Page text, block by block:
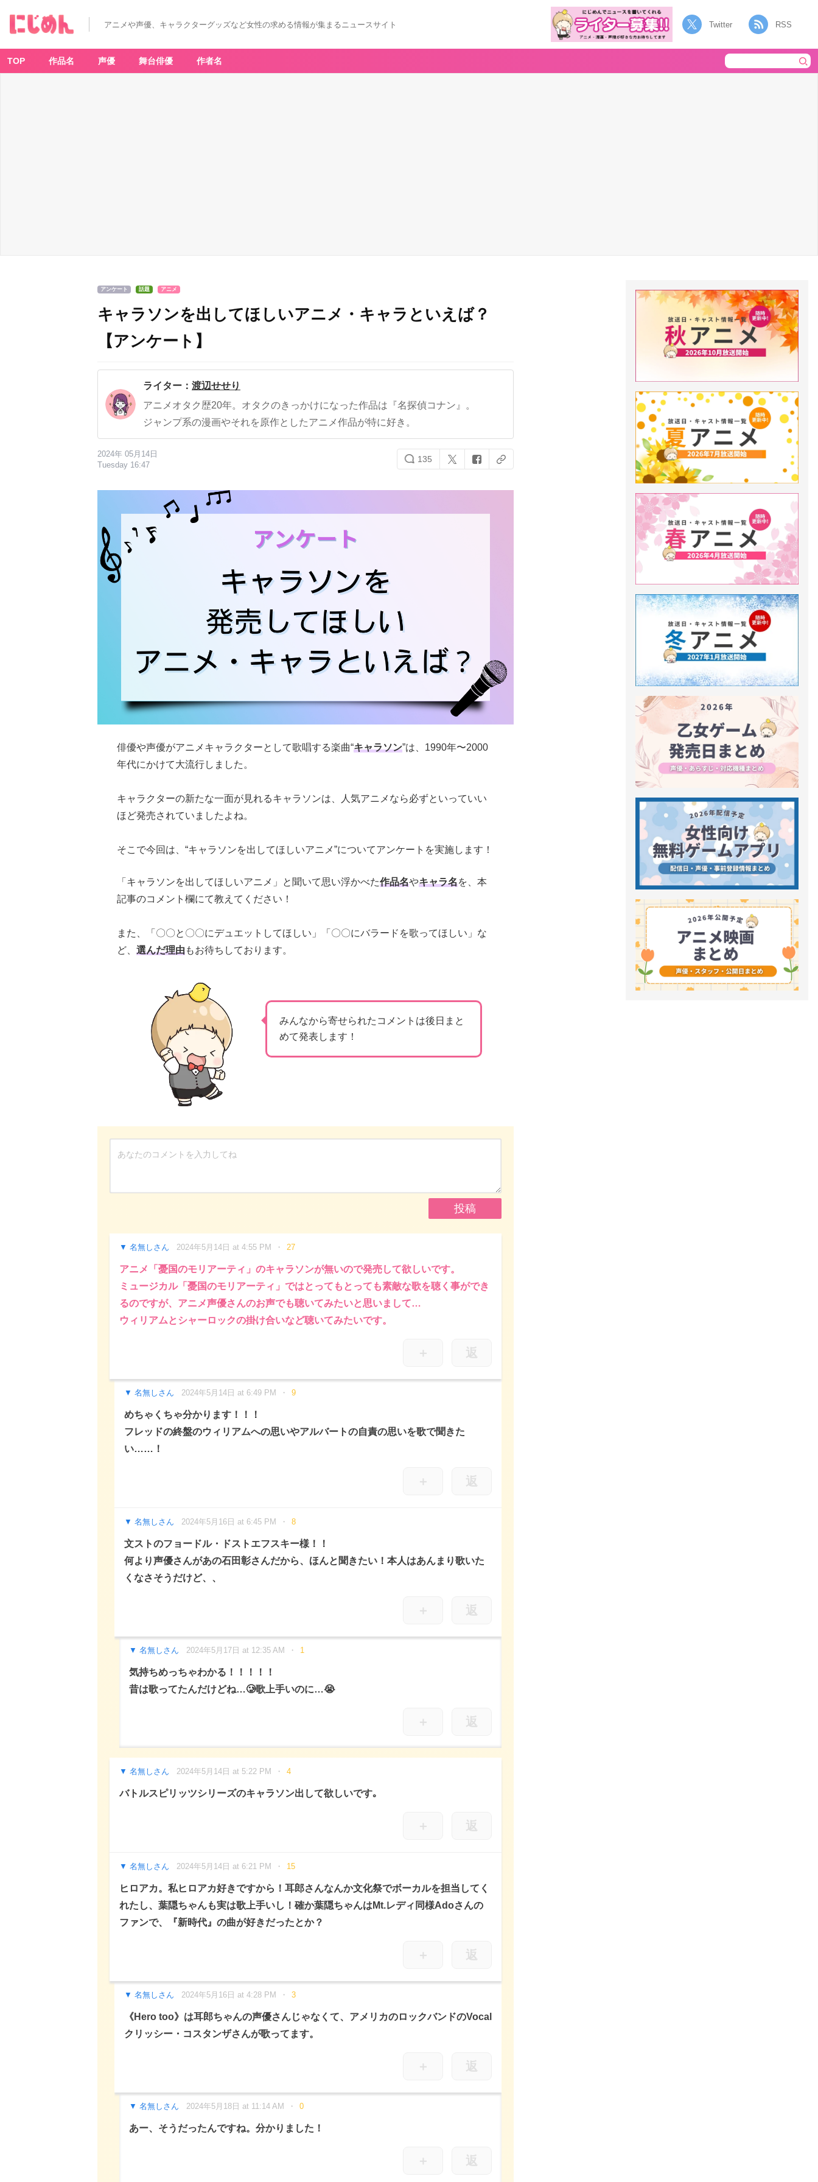
アニメや声優、キャラクターグッズなど女性の求める情報が集まるニュースサイト Twitter RSS
TOP 作品名 声優 舞台俳優 作者名
アンケート 話題 アニメ
キャラソンを出してほしいアニメ・キャラといえば？
【アンケート】
ライター： 渡辺せせり
アニメオタク歴20年。オタクのきっかけになった作品は『名探偵コナン』。
ジャンプ系の漫画やそれを原作としたアニメ作品が特に好き。
2024年 05月14日
Tuesday 16:47
135
俳優や声優がアニメキャラクターとして歌唱する楽曲“キャラソン”は、1990年〜2000
年代にかけて大流行しました。
キャラクターの新たな一面が見れるキャラソンは、人気アニメなら必ずといっていい
ほど発売されていましたよね。
そこで今回は、“キャラソンを出してほしいアニメ”についてアンケートを実施します！
「キャラソンを出してほしいアニメ」と聞いて思い浮かべた作品名やキャラ名を、本
記事のコメント欄にて教えてください！
また、「〇〇と〇〇にデュエットしてほしい」「〇〇にバラードを歌ってほしい」な
ど、 選んだ理由もお待ちしております。
みんなから寄せられたコメントは後日まと
めて発表します！
名無しさん 2024年5月14日 at 4:55 PM 27
アニメ「憂国のモリアーティ」のキャラソンが無いので発売して欲しいです。
ミュージカル「憂国のモリアーティ」ではとってもとっても素敵な歌を聴く事ができ
るのですが、アニメ声優さんのお声でも聴いてみたいと思いまして…
ウィリアムとシャーロックの掛け合いなど聴いてみたいです。
＋ 返
名無しさん 2024年5月14日 at 6:49 PM 9
めちゃくちゃ分かります！！！
フレッドの終盤のウィリアムへの思いやアルバートの自責の思いを歌で聞きた
い……！
＋ 返
名無しさん 2024年5月16日 at 6:45 PM 8
文ストのフョードル・ドストエフスキー様！！
何より声優さんがあの石田彰さんだから、ほんと聞きたい！本人はあんまり歌いた
くなさそうだけど、、
＋ 返
名無しさん 2024年5月17日 at 12:35 AM 1
気持ちめっちゃわかる！！！！！
昔は歌ってたんだけどね…🥲歌上手いのに…😭
＋ 返
名無しさん 2024年5月14日 at 5:22 PM 4
バトルスピリッツシリーズのキャラソン出して欲しいです｡
＋ 返
名無しさん 2024年5月14日 at 6:21 PM 15
ヒロアカ。私ヒロアカ好きですから！耳郎さんなんか文化祭でボーカルを担当してく
れたし、葉隠ちゃんも実は歌上手いし！確か葉隠ちゃんはMt.レディ同様Adoさんの
ファンで、『新時代』の曲が好きだったとか？
＋ 返
名無しさん 2024年5月16日 at 4:28 PM 3
《Hero too》は耳郎ちゃんの声優さんじゃなくて、アメリカのロックバンドのVocal
クリッシー・コスタンザさんが歌ってます。
＋ 返
名無しさん 2024年5月18日 at 11:14 AM 0
あー、そうだったんですね。分かりました！
＋ 返